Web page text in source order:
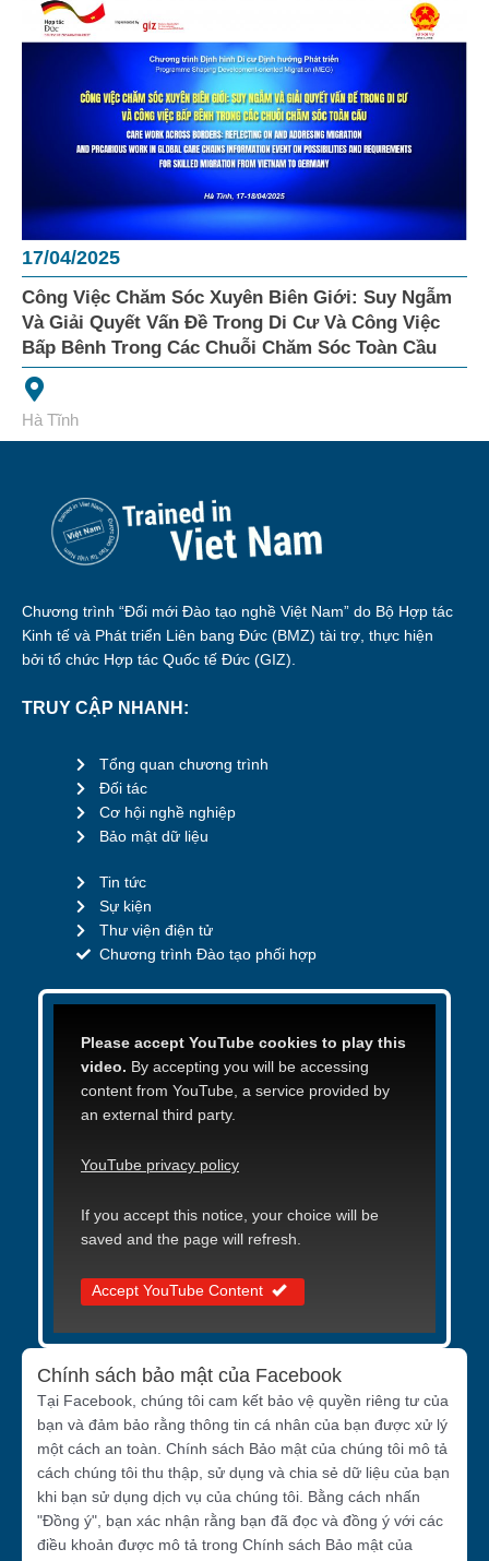
17/04/2025
Công Việc Chăm Sóc Xuyên Biên Giới: Suy Ngẫm
Và Giải Quyết Vấn Đề Trong Di Cư Và Công Việc
Bấp Bênh Trong Các Chuỗi Chăm Sóc Toàn Cầu
Hà Tĩnh
Chương trình “Đổi mới Đào tạo nghề Việt Nam” do Bộ Hợp tác
Kinh tế và Phát triển Liên bang Đức (BMZ) tài trợ, thực hiện
bởi tổ chức Hợp tác Quốc tế Đức (GIZ).
TRUY CẬP NHANH:
Tổng quan chương trình
Đối tác
Cơ hội nghề nghiệp
Bảo mật dữ liệu
Tin tức
Sự kiện
Thư viện điện tử
Chương trình Đào tạo phối hợp
Please accept YouTube cookies to play this
video. By accepting you will be accessing
content from YouTube, a service provided by
an external third party.
YouTube privacy policy
If you accept this notice, your choice will be
saved and the page will refresh.
Accept YouTube Content
Chính sách bảo mật của Facebook
Tại Facebook, chúng tôi cam kết bảo vệ quyền riêng tư của
bạn và đảm bảo rằng thông tin cá nhân của bạn được xử lý
một cách an toàn. Chính sách Bảo mật của chúng tôi mô tả
cách chúng tôi thu thập, sử dụng và chia sẻ dữ liệu của bạn
khi bạn sử dụng dịch vụ của chúng tôi. Bằng cách nhấn
"Đồng ý", bạn xác nhận rằng bạn đã đọc và đồng ý với các
điều khoản được mô tả trong Chính sách Bảo mật của